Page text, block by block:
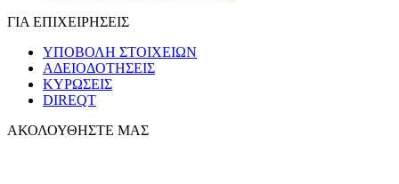
ΓΙΑ ΕΠΙΧΕΙΡΗΣΕΙΣ
ΥΠΟΒΟΛΗ ΣΤΟΙΧΕΙΩΝ
ΑΔΕΙΟΔΟΤΗΣΕΙΣ
ΚΥΡΩΣΕΙΣ
DIREQT
ΑΚΟΛΟΥΘΗΣΤΕ ΜΑΣ